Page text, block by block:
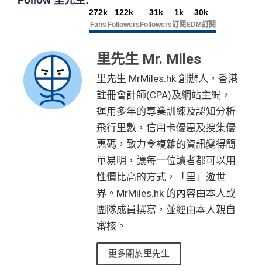
272k
Fans
122k
Followers
31k
Followers
1k
訂閱
30k
EDM訂閱
里先生 Mr. Miles
里先生 MrMiles.hk 創辦人，香港
註冊會計師(CPA)及網站主編，
運用多年的專業訓練及認知分析
飛行里數，信用卡優惠及搜集優
惠碼，致力令複雜的資訊變得簡
單易明，讓每一位讀者都可以用
性價比高的方式，「里」遊世
界。MrMiles.hk 的內容由本人或
團隊成員撰寫，並經由本人親自
審核。
更多關於里先生